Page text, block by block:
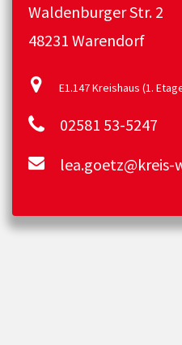
Waldenburger Str. 2
48231 Warendorf
E1.147 Kreishaus (1.
02581 53-5247
lea.goetz@kreis-